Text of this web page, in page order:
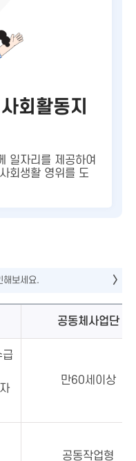
회활동지
일자리를 제공하여
회생활 영위를 도
공동체사업단
만60세이상
공동작업형